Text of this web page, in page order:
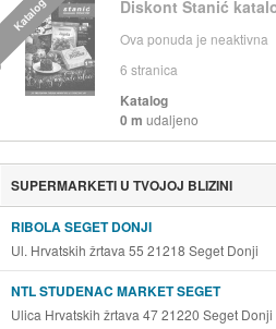
Diskont Stanić
Ova ponuda je neaktivna
6 stranica
Katalog
0 m udaljeno
Katalog
SUPERMARKETI U TVOJOJ BLIZINI
RIBOLA SEGET DONJI
Ul. Hrvatskih žrtava 55 21218 Seget Donji
NTL STUDENAC MARKET SEGET
Ulica Hrvatskih žrtava 47 21220 Seget Donji